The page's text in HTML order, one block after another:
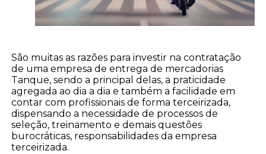
São muitas as razões para investir na contratação
de uma empresa de entrega de mercadorias
Tanque, sendo a principal delas, a praticidade
agregada ao dia a dia e também a facilidade em
contar com profissionais de forma terceirizada,
dispensando a necessidade de processos de
seleção, treinamento e demais questões
burocráticas, responsabilidades da empresa
terceirizada.